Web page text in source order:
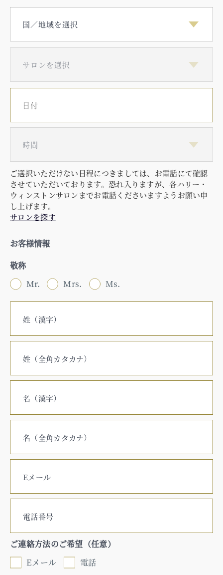
ご選択いただけない日程につきましては、お電話にて確認
させていただいております。恐れ入りますが、各ハリー・
ウィンストンサロンまでお電話くださいますようお願い申
し上げます。
サロンを探す
お客様情報
敬称
Mr.
Mrs. Ms.
姓（漢字）
姓（全角カタカナ）
名（漢字）
名（全角カタカナ）
Eメール
電話番号
ご連絡方法のご希望（任意）
Eメール
電話